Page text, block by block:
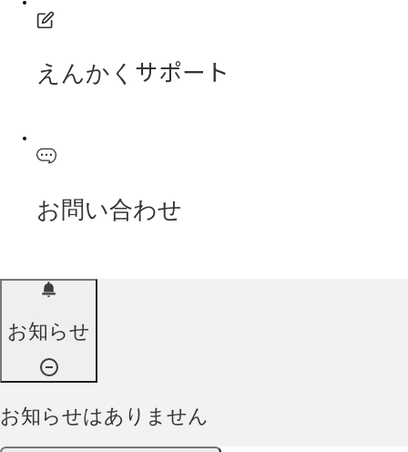
えんかくサポート
お問い合わせ
お知らせ
お知らせはありません